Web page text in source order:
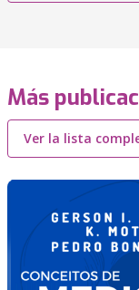
Más
Ver la lista